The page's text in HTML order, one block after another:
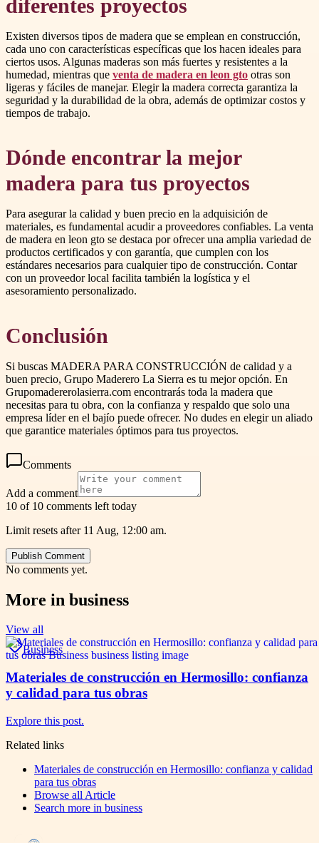
diferentes proyectos
Existen diversos tipos de madera que se emplean en construcción,
cada uno con características específicas que los hacen ideales para
ciertos usos. Algunas maderas son más fuertes y resistentes a la
humedad, mientras que venta de madera en leon gto otras son
ligeras y fáciles de manejar. Elegir la madera correcta garantiza la
seguridad y la durabilidad de la obra, además de optimizar costos y
tiempos de trabajo.
Dónde encontrar la mejor
madera para tus proyectos
Para asegurar la calidad y buen precio en la adquisición de
materiales, es fundamental acudir a proveedores confiables. La venta
de madera en leon gto se destaca por ofrecer una amplia variedad de
productos certificados y con garantía, que cumplen con los
estándares necesarios para cualquier tipo de construcción. Contar
con un proveedor local facilita también la logística y el
asesoramiento personalizado.
Conclusión
Si buscas MADERA PARA CONSTRUCCIÓN de calidad y a
buen precio, Grupo Maderero La Sierra es tu mejor opción. En
Grupomadererolasierra.com encontrarás toda la madera que
necesitas para tu obra, con la confianza y respaldo que solo una
empresa líder en el bajío puede ofrecer. No dudes en elegir un aliado
que garantice materiales óptimos para tus proyectos.
Comments
Add a comment
10 of 10 comments left today
Limit resets after 11 Aug, 12:00 am.
Publish Comment
No comments yet.
More in business
View all
Business
Materiales de construcción en Hermosillo: confianza
y calidad para tus obras
Explore this post.
Related links
Materiales de construcción en Hermosillo: confianza y calidad
para tus obras
Browse all Article
Search more in business